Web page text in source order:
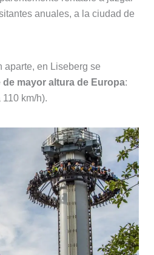
anuales, a la ciudad de
aparte, en Liseberg se
de mayor altura de Europa:
km/h).